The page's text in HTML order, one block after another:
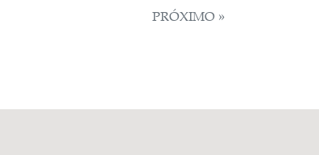
PRÓXIMO »